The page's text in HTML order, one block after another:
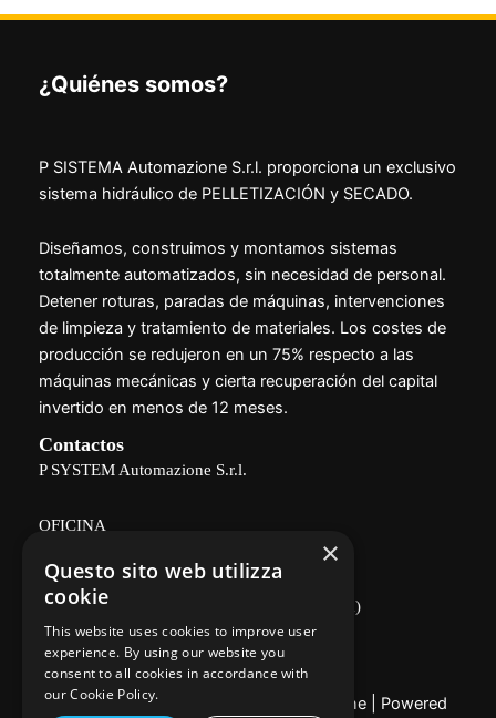
¿Quiénes somos?
P SISTEMA Automazione S.r.l. proporciona un exclusivo
sistema hidráulico de PELLETIZACIÓN y SECADO.
Diseñamos, construimos y montamos sistemas
totalmente automatizados, sin necesidad de personal.
Detener roturas, paradas de máquinas, intervenciones
de limpieza y tratamiento de materiales. Los costes de
producción se redujeron en un 75% respecto a las
máquinas mecánicas y cierta recuperación del capital
invertido en menos de 12 meses.
Contactos
P SYSTEM Automazione S.r.l.
OFICINA
Via Delle Vigne, 166 - 26100 CREMONA
(zona industrial, cerca del Consorcio Agrícola)
Política de privacidad
Copyright © 2026 P System Automazione | Powered
×
Questo sito web utilizza
cookie
This website uses cookies to improve user
experience. By using our website you
consent to all cookies in accordance with
our Cookie Policy.